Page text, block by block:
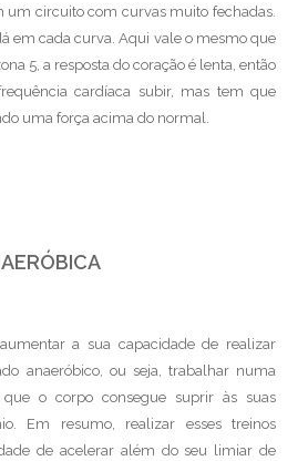
um circuito com curvas muito fechadas.
em cada curva. Aqui vale o mesmo que
5, a resposta do coração é lenta, então
cardíaca subir, mas tem que
uma força acima do normal.
a sua capacidade de realizar
anaeróbico, ou seja, trabalhar numa
o corpo consegue suprir às suas
Em resumo, realizar esses treinos
de acelerar além do seu limiar de